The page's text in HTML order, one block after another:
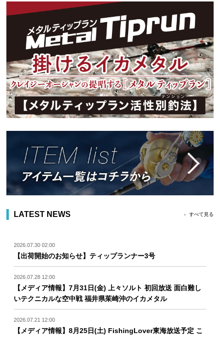
LATEST NEWS すべて見る
2026.07.30 02:00
【出荷開始のお知らせ】ティップランナー3号
2026.07.28 12:00
【メディア情報】7月31日(金) 上々ソルト 初回放送 面白難し
いテクニカルな空中戦 福井県茱崎沖のイカメタル
2026.07.21 12:00
【メディア情報】8月25日(土) FishingLover東海放送予定 こ